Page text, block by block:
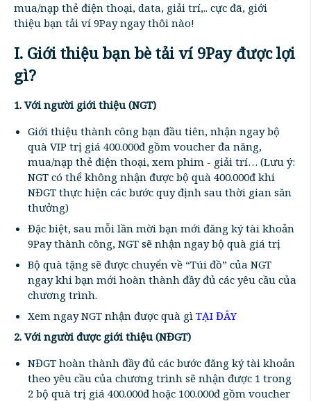
mua/nạp thẻ điện thoại, data, giải trí,.. cực đã, giới
thiệu bạn tải ví 9Pay ngay thôi nào!
I. Giới thiệu bạn bè tải ví 9Pay được lợi
gì?
1. Với người giới thiệu (NGT)
Giới thiệu thành công bạn đầu tiên, nhận ngay bộ
quà VIP trị giá 400.000đ gồm voucher đa năng,
mua/nạp thẻ điện thoại, xem phim - giải trí… (Lưu ý:
NGT có thể không nhận được bộ quà 400.000đ khi
NĐGT thực hiện các bước quy định sau thời gian săn
thưởng)
Đặc biệt, sau mỗi lần mời bạn mới đăng ký tài khoản
9Pay thành công, NGT sẽ nhận ngay bộ quà giá trị
Bộ quà tặng sẽ được chuyển về “Túi đồ” của NGT
ngay khi bạn mới hoàn thành đầy đủ các yêu cầu của
chương trình.
Xem ngay NGT nhận được quà gì TẠI ĐÂY
2. Với người được giới thiệu (NĐGT)
NĐGT hoàn thành đầy đủ các bước đăng ký tài khoản
theo yêu cầu của chương trình sẽ nhận được 1 trong
2 bộ quà trị giá 400.000đ hoặc 100.000đ gồm voucher